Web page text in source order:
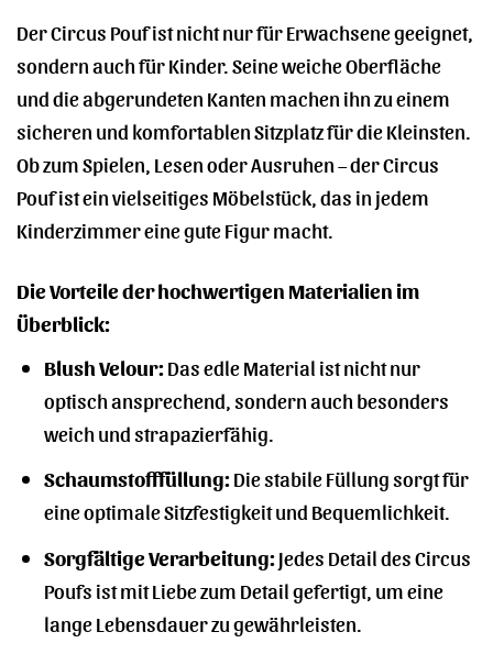
Der Circus Pouf ist nicht nur für Erwachsene geeignet,
sondern auch für Kinder. Seine weiche Oberfläche
und die abgerundeten Kanten machen ihn zu einem
sicheren und komfortablen Sitzplatz für die Kleinsten.
Ob zum Spielen, Lesen oder Ausruhen – der Circus
Pouf ist ein vielseitiges Möbelstück, das in jedem
Kinderzimmer eine gute Figur macht.
Die Vorteile der hochwertigen Materialien im
Überblick:
Blush Velour:Das edle Material ist nicht nur
optisch ansprechend, sondern auch besonders
weich und strapazierfähig.
Schaumstofffüllung:Die stabile Füllung sorgt für
eine optimale Sitzfestigkeit und Bequemlichkeit.
Sorgfältige Verarbeitung:Jedes Detail des Circus
Poufs ist mit Liebe zum Detail gefertigt, um eine
lange Lebensdauer zu gewährleisten.